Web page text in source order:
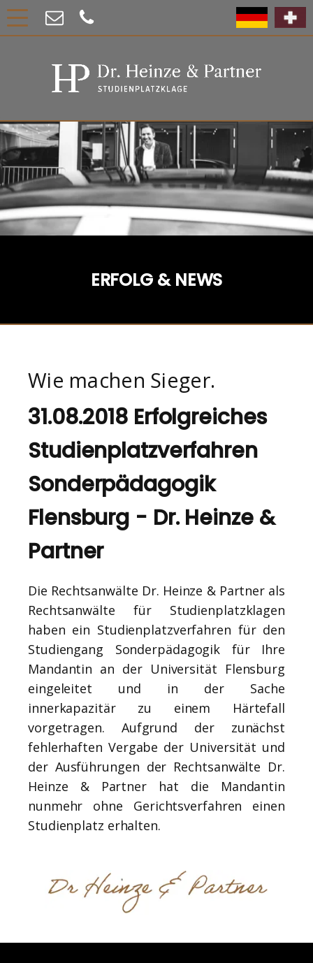
ERFOLG & NEWS
Wie machen Sieger.
31.08.2018 Erfolgreiches
Studienplatzverfahren
Sonderpädagogik
Flensburg - Dr. Heinze &
Partner
Die Rechtsanwälte Dr. Heinze & Partner als
Rechtsanwälte für Studienplatzklagen
haben ein Studienplatzverfahren für den
Studiengang Sonderpädagogik für Ihre
Mandantin an der Universität Flensburg
eingeleitet und in der Sache
innerkapazitär zu einem Härtefall
vorgetragen. Aufgrund der zunächst
fehlerhaften Vergabe der Universität und
der Ausführungen der Rechtsanwälte Dr.
Heinze & Partner hat die Mandantin
nunmehr ohne Gerichtsverfahren einen
Studienplatz erhalten.